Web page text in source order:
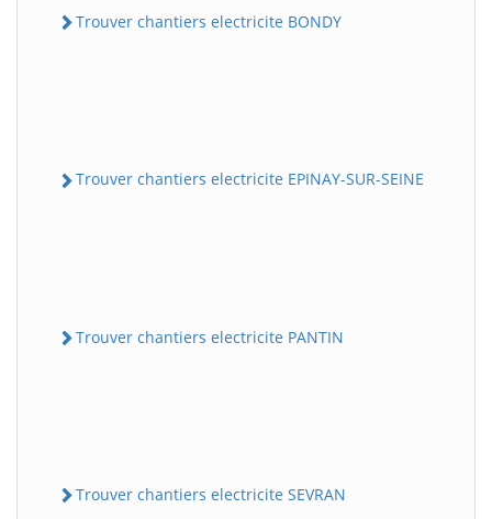
Trouver chantiers electricite BONDY
Trouver chantiers electricite EPINAY-SUR-SEINE
Trouver chantiers electricite PANTIN
Trouver chantiers electricite SEVRAN